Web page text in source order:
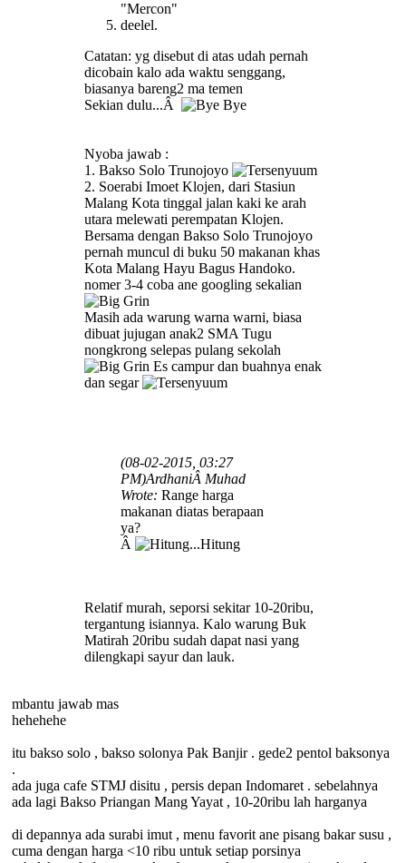
"Mercon"
deelel.
Catatan: yg disebut di atas udah pernah
dicobain kalo ada waktu senggang,
biasanya bareng2 ma temen
Sekian dulu...Â
Nyoba jawab :
1. Bakso Solo Trunojoyo
2. Soerabi Imoet Klojen, dari Stasiun
Malang Kota tinggal jalan kaki ke arah
utara melewati perempatan Klojen.
Bersama dengan Bakso Solo Trunojoyo
pernah muncul di buku 50 makanan khas
Kota Malang Hayu Bagus Handoko.
nomer 3-4 coba ane googling sekalian
Masih ada warung warna warni, biasa
dibuat jujugan anak2 SMA Tugu
nongkrong selepas pulang sekolah
Es campur dan buahnya enak
dan segar
(08-02-2015, 03:27
PM)ArdhaniÂ Muhad
Wrote: Range harga
makanan diatas berapaan
ya?
Â
Relatif murah, seporsi sekitar 10-20ribu,
tergantung isiannya. Kalo warung Buk
Matirah 20ribu sudah dapat nasi yang
dilengkapi sayur dan lauk.
mbantu jawab mas
hehehehe
itu bakso solo , bakso solonya Pak Banjir . gede2 pentol baksonya
.
ada juga cafe STMJ disitu , persis depan Indomaret . sebelahnya
ada lagi Bakso Priangan Mang Yayat , 10-20ribu lah harganya
di depannya ada surabi imut , menu favorit ane pisang bakar susu ,
cuma dengan harga <10 ribu untuk setiap porsinya